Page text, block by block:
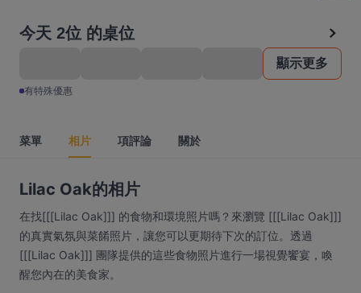
今天 2位 的桌位
顯示更多
有特殊優惠
菜單 相片 項評論 關於
Lilac Oak的相片
在找[[[Lilac Oak]]] 的食物和環境照片嗎？來瀏覽 [[[Lilac Oak]]]
的真實氣氛與菜餚照片，讓您可以更期待下次的訂位。透過
[[[Lilac Oak]]] 團隊提供的這些食物照片進行一場視覺饗宴，喚
醒您內在的美食家。